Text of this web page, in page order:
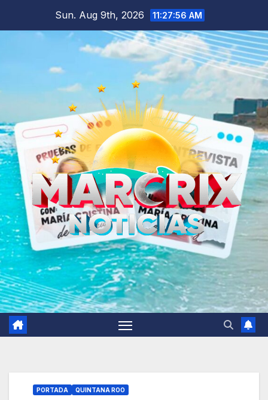
Sun. Aug 9th, 2026 11:27:57 AM
PORTADA QUINTANA ROO